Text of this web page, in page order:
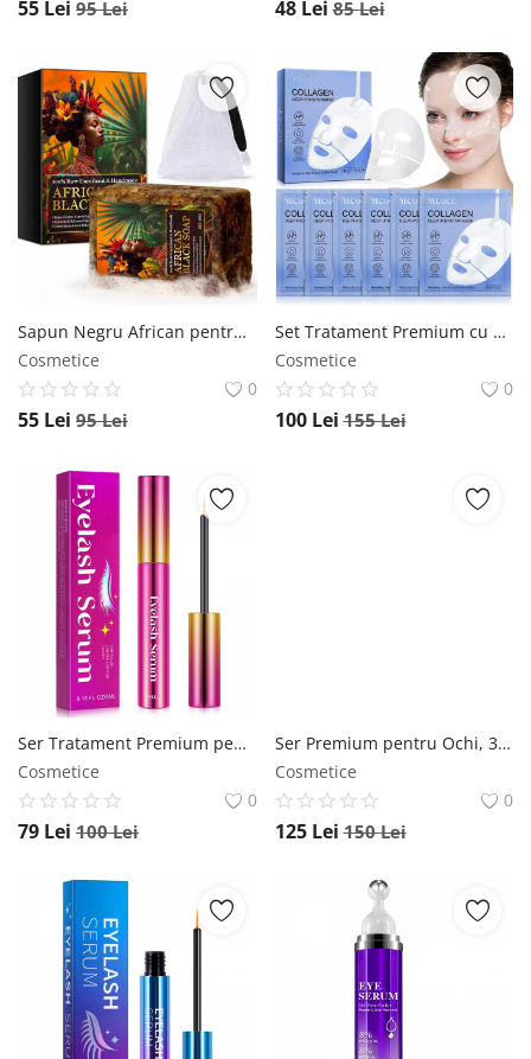
55 Lei 95Lei 48 Lei 85Lei
Sapun Negru African pentru Ten, 100% Natural, Raw, Nerafinat Handmade cu Vitamina A, D, E si K, 100 g NOVA KISS
Cosmetice
0
55 Lei 95Lei
Set Tratament Premium cu 6 Masti Concentrate BIO Collagen, Formula Avansata cu Probiotice, Tehnologie Hydro-Gel NOVA KISS
Cosmetice
0
100 Lei 155Lei
Ser Tratament Premium pentru Cresterea si Regenerarea Genelor NOVA KISS , 5 ml NOVA KISS
Cosmetice
0
79 Lei 100Lei
Ser Premium pentru Ochi, 360 Roller cu 5% Cafeina, Efect Anti Cearcane, Anti Ochi Umflati NOVA KISS , 15 ml NOVA KISS
Cosmetice
0
125 Lei 150Lei